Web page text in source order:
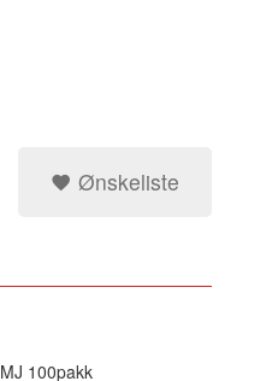
Ønskeliste
100pakk